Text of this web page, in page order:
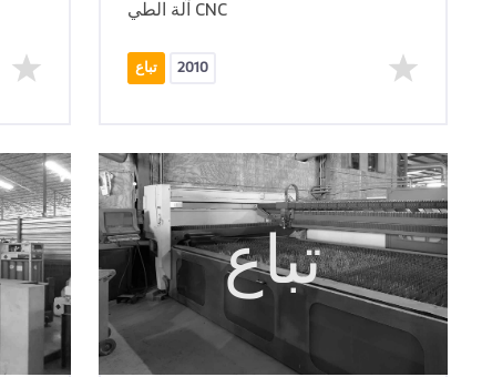
آلة الطي CNC
تباع 2010
تباع